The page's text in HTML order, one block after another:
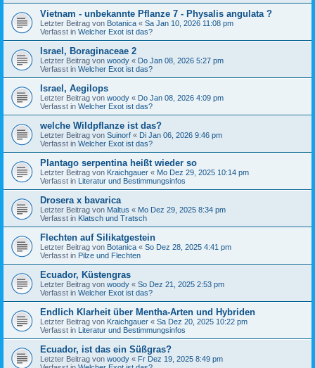
Vietnam - unbekannte Pflanze 7 - Physalis angulata ?
Letzter Beitrag von Botanica « Sa Jan 10, 2026 11:08 pm
Verfasst in Welcher Exot ist das?
Israel, Boraginaceae 2
Letzter Beitrag von woody « Do Jan 08, 2026 5:27 pm
Verfasst in Welcher Exot ist das?
Israel, Aegilops
Letzter Beitrag von woody « Do Jan 08, 2026 4:09 pm
Verfasst in Welcher Exot ist das?
welche Wildpflanze ist das?
Letzter Beitrag von Suinorf « Di Jan 06, 2026 9:46 pm
Verfasst in Welcher Exot ist das?
Plantago serpentina heißt wieder so
Letzter Beitrag von Kraichgauer « Mo Dez 29, 2025 10:14 pm
Verfasst in Literatur und Bestimmungsinfos
Drosera x bavarica
Letzter Beitrag von Maltus « Mo Dez 29, 2025 8:34 pm
Verfasst in Klatsch und Tratsch
Flechten auf Silikatgestein
Letzter Beitrag von Botanica « So Dez 28, 2025 4:41 pm
Verfasst in Pilze und Flechten
Ecuador, Küstengras
Letzter Beitrag von woody « So Dez 21, 2025 2:53 pm
Verfasst in Welcher Exot ist das?
Endlich Klarheit über Mentha-Arten und Hybriden
Letzter Beitrag von Kraichgauer « Sa Dez 20, 2025 10:22 pm
Verfasst in Literatur und Bestimmungsinfos
Ecuador, ist das ein Süßgras?
Letzter Beitrag von woody « Fr Dez 19, 2025 8:49 pm